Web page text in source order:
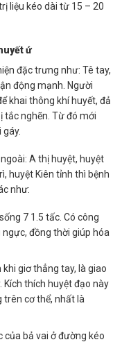
liệu kéo dài từ 15 – 20
ứ
đặc trưng như: Tê tay,
động mạnh. Người
khai thông khí huyết, đả
tắc nghẽn. Từ đó mới
A thị huyệt, huyệt
huyệt Kiên tỉnh thì bệnh
như:
7 1.5 tấc. Có công
đồng thời giúp hóa
giơ thẳng tay, là giao
thích huyệt đạo này
trên cơ thể, nhất là
của bả vai ở đường kéo